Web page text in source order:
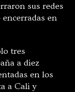
sus redes
en
tres
a diez
en los
a Cali y